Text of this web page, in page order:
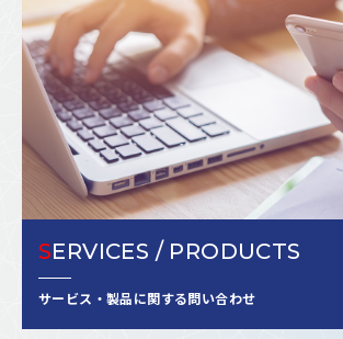
SERVICES / PRODUCTS
サービス・製品に関する問い合わせ